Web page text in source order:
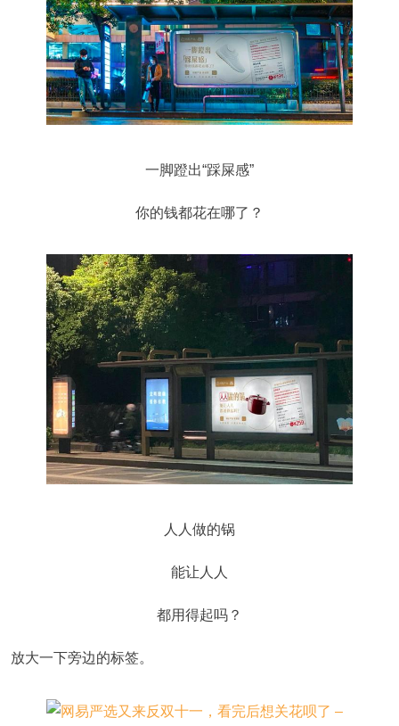
一脚蹬出“踩屎感”
你的钱都花在哪了？
人人做的锅
能让人人
都用得起吗？
放大一下旁边的标签。